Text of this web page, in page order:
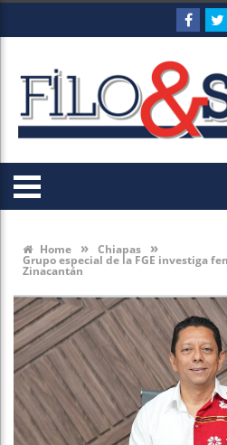
Home » Chiapas »
Grupo especial de la FGE investiga
Zinacantán